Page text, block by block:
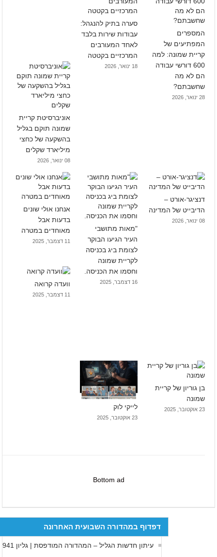
המספרים
המפתיעים של
קריית שמונה: למה
600 דורשי עבודה
הם לא מה
שחשבתם?
28 ינואר, 2026
סערה בתיק להנגהל:
עבודות שירות בלבד
לאחד המעורבים
המרכזיים בקטטה
18 ינואר, 2026
אוניברסיטת קריית
שמונה תוקם בגליל
בהשקעה של כחצי
מיליארד שקלים
08 ינואר, 2026
דנציגר-אורט –
הדיבייט של המדינה
08 ינואר, 2026
"מאות מתושבי
העיר הגיעו הבוקר
לצומת ביג בכניסה
לקריית שמונה
וחסמו את הכניסה.
16 דצמבר, 2025
אנחנו אולי שונים
בדעות אבל
מאוחדים במטרה
11 דצמבר, 2025
וועדה קרואה
11 דצמבר, 2025
בן גוריון של קריית
שמונה
23 אוקטובר, 2025 לייקי לוק
23 אוקטובר, 2025
Bottom ad
דפדוף במהדורה השבועית האחרונה
עיתון חדשות הגליל – המהדורה המודפסת | גליון 941